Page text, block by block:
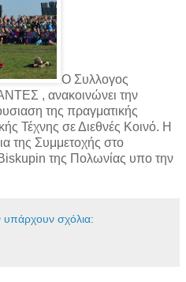
Ο Συλλογος
, ανακοινώνει την
της πραγματικής
Τέχνης σε Διεθνές Κοινό. Η
της Συμμετοχής στο
της Πολωνίας υπο την
υπάρχουν σχόλια: